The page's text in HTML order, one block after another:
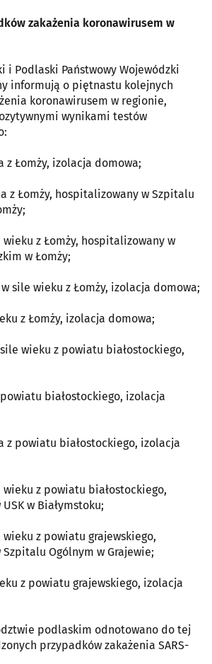
zakażenia koronawirusem w
i Podlaski Państwowy Wojewódzki
informują o piętnastu kolejnych
koronawirusem w regionie,
wynikami testów
z Łomży, izolacja domowa;
z Łomży, hospitalizowany w Szpitalu
wieku z Łomży, hospitalizowany w
w Łomży;
sile wieku z Łomży, izolacja domowa;
z Łomży, izolacja domowa;
wieku z powiatu białostockiego,
białostockiego, izolacja
z powiatu białostockiego, izolacja
wieku z powiatu białostockiego,
w Białymstoku;
wieku z powiatu grajewskiego,
Ogólnym w Grajewie;
z powiatu grajewskiego, izolacja
podlaskim odnotowano do tej
przypadków zakażenia SARS-